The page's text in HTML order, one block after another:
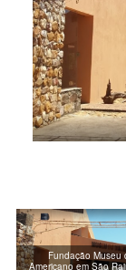
Fundação Museu
Americano em São